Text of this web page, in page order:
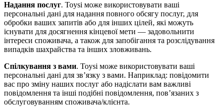
Надання послуг. Toysi може використовувати ваші
персональні дані для надання повного обсягу послуг, для
обробки ваших запитів або для інших цілей, які можуть
існувати для досягнення кінцевої мети — задовольнити
інтереси споживача, а також для запобігання та розслідування
випадків шахрайства та інших зловживань.
Спілкування з вами. Toysi може використовувати ваші
персональні дані для зв’язку з вами. Наприклад: повідомити
вас про зміну наших послуг або надіслати вам важливі
повідомлення та інші подібні повідомлення, пов’язаних з
обслуговуванням споживача/клієнта.